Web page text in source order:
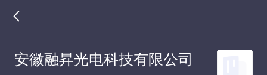
安徽融昇光电科技有限公司